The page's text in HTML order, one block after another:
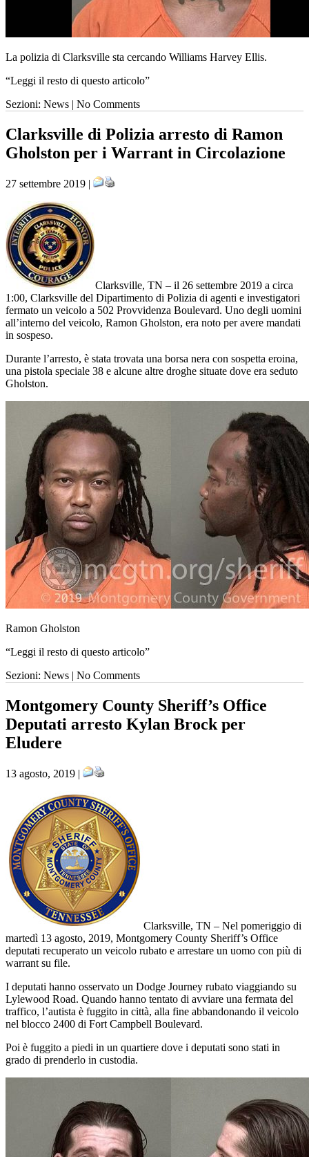
La polizia di Clarksville sta cercando Williams Harvey Ellis.
“Leggi il resto di questo articolo”
Sezioni: News | No Comments
Clarksville di Polizia arresto di Ramon
Gholston per i Warrant in Circolazione
27 settembre 2019 |
Clarksville, TN – il 26 settembre 2019 a circa
1:00, Clarksville del Dipartimento di Polizia di agenti e investigatori
fermato un veicolo a 502 Provvidenza Boulevard. Uno degli uomini
all’interno del veicolo, Ramon Gholston, era noto per avere mandati
in sospeso.
Durante l’arresto, è stata trovata una borsa nera con sospetta eroina,
una pistola speciale 38 e alcune altre droghe situate dove era seduto
Gholston.
Ramon Gholston
“Leggi il resto di questo articolo”
Sezioni: News | No Comments
Montgomery County Sheriff’s Office
Deputati arresto Kylan Brock per
Eludere
13 agosto, 2019 |
Clarksville, TN – Nel pomeriggio di
martedì 13 agosto, 2019, Montgomery County Sheriff’s Office
deputati recuperato un veicolo rubato e arrestare un uomo con più di
warrant su file.
I deputati hanno osservato un Dodge Journey rubato viaggiando su
Lylewood Road. Quando hanno tentato di avviare una fermata del
traffico, l’autista è fuggito in città, alla fine abbandonando il veicolo
nel blocco 2400 di Fort Campbell Boulevard.
Poi è fuggito a piedi in un quartiere dove i deputati sono stati in
grado di prenderlo in custodia.